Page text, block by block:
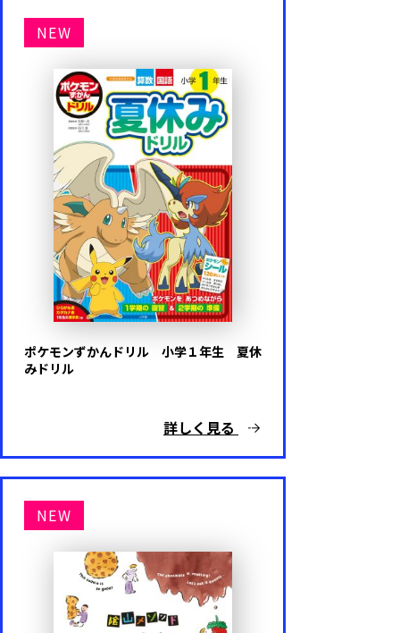
NEW
ポケモンずかんドリル 小学１年生 夏休
みドリル
詳しく見る
NEW